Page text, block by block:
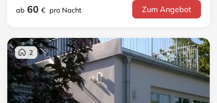
ab 60 € pro Nacht Zum Angebot
2